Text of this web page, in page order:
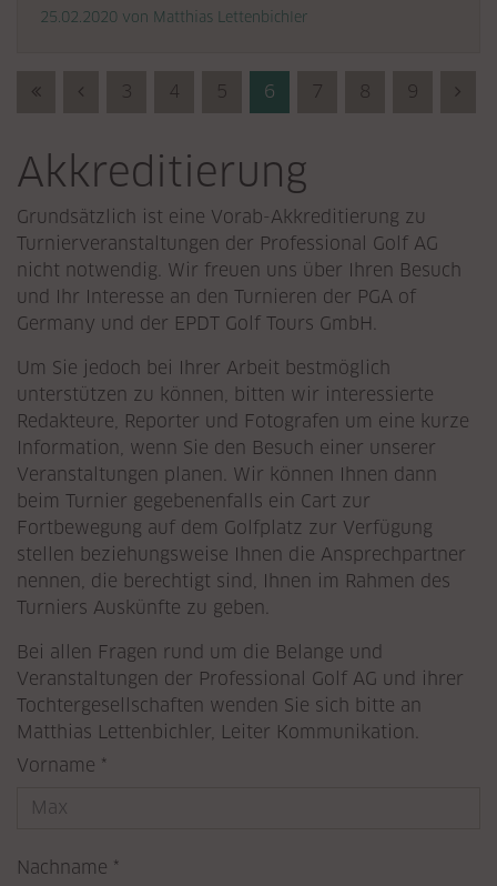
25.02.2020 von Matthias Lettenbichler
First (Anfang)
Previous (Zurück)
3 4 5 6 7 8 9
Akkreditierung
Grundsätzlich ist eine Vorab-Akkreditierung zu
Turnierveranstaltungen der Professional Golf AG
nicht notwendig. Wir freuen uns über Ihren Besuch
und Ihr Interesse an den Turnieren der PGA of
Germany und der EPDT Golf Tours GmbH.
Um Sie jedoch bei Ihrer Arbeit bestmöglich
unterstützen zu können, bitten wir interessierte
Redakteure, Reporter und Fotografen um eine kurze
Information, wenn Sie den Besuch einer unserer
Veranstaltungen planen. Wir können Ihnen dann
beim Turnier gegebenenfalls ein Cart zur
Fortbewegung auf dem Golfplatz zur Verfügung
stellen beziehungsweise Ihnen die Ansprechpartner
nennen, die berechtigt sind, Ihnen im Rahmen des
Turniers Auskünfte zu geben.
Bei allen Fragen rund um die Belange und
Veranstaltungen der Professional Golf AG und ihrer
Tochtergesellschaften wenden Sie sich bitte an
Matthias Lettenbichler, Leiter Kommunikation.
Pflichtfeld
Vorname *
Pflichtfeld
Nachname *